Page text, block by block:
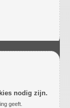
nodig zijn.
geeft.